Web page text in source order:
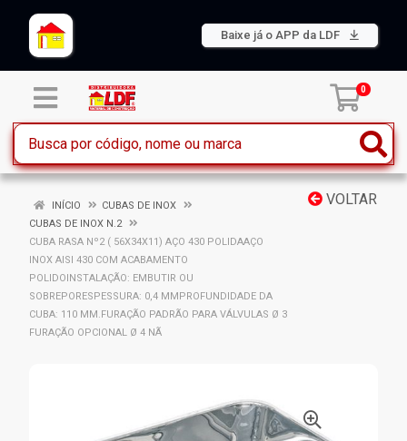
Baixe já o APP da LDF
0
VOLTAR
INÍCIO
CUBAS DE INOX
CUBAS DE INOX N.2
CUBA RASA Nº2 ( 56X34X11) AÇO 430 POLIDAAÇO
INOX AISI 430 COM ACABAMENTO
POLIDOINSTALAÇÃO: EMBUTIR OU
SOBREPORESPESSURA: 0,4 MMPROFUNDIDADE DA
CUBA: 110 MM.FURAÇÃO PADRÃO PARA VÁLVULAS Ø 3
FURAÇÃO OPCIONAL Ø 4 NÃ